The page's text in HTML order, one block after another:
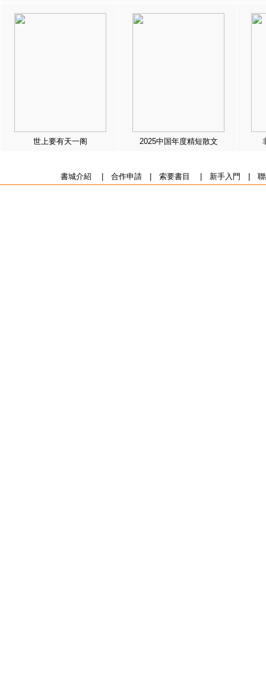
世上要有天一阁 2025中国年度精短散文
書城介紹 合作申請| 索要書目 新手入門